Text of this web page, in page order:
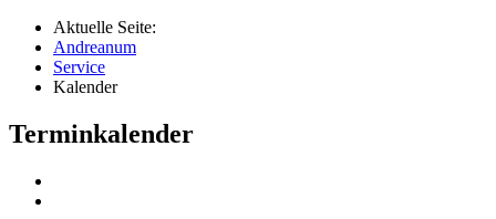
Aktuelle Seite:
Andreanum
Service
Kalender
Terminkalender